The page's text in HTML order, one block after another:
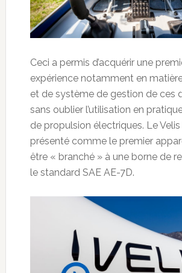
Ceci a permis d’acquérir une
expérience notamment en
et de système de gestion de ces
sans oublier l’utilisation en
de propulsion électriques. Le
présenté comme le premier
être « branché » à une borne de
le standard SAE AE-7D.